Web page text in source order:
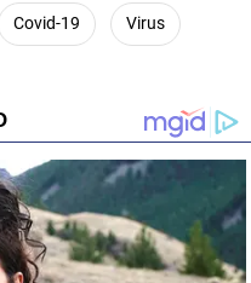
Covid-19 Virus